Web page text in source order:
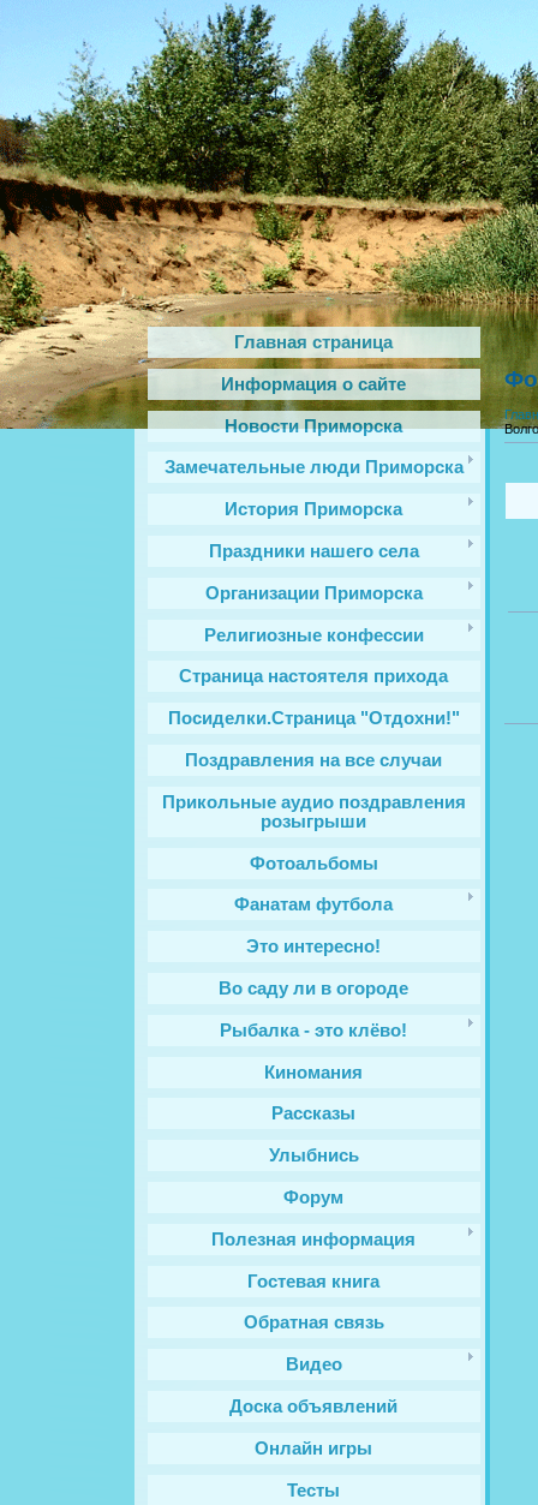
Главная страница
Информация о сайте
Новости Приморска
Замечательные люди Приморска
История Приморска
Праздники нашего села
Организации Приморска
Религиозные конфессии
Cтраница настоятеля прихода
Посиделки.Страница "Отдохни!"
Поздравления на все случаи
Прикольные аудио поздравления
розыгрыши
Фотоальбомы
Фанатам футбола
Это интересно!
Во саду ли в огороде
Рыбалка - это клёво!
Киномания
Рассказы
Улыбнись
Форум
Полезная информация
Гостевая книга
Обратная связь
Видео
Доска объявлений
Онлайн игры
Тесты